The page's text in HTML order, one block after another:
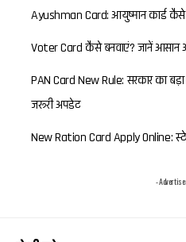
Ayushman Card: आयुष्मान कार्ड कैसे
Voter Card कैसे बनवाएं? जानें
PAN Card New Rule: सरकार का
जरूरी अपडेट
New Ration Card Apply Online:
-